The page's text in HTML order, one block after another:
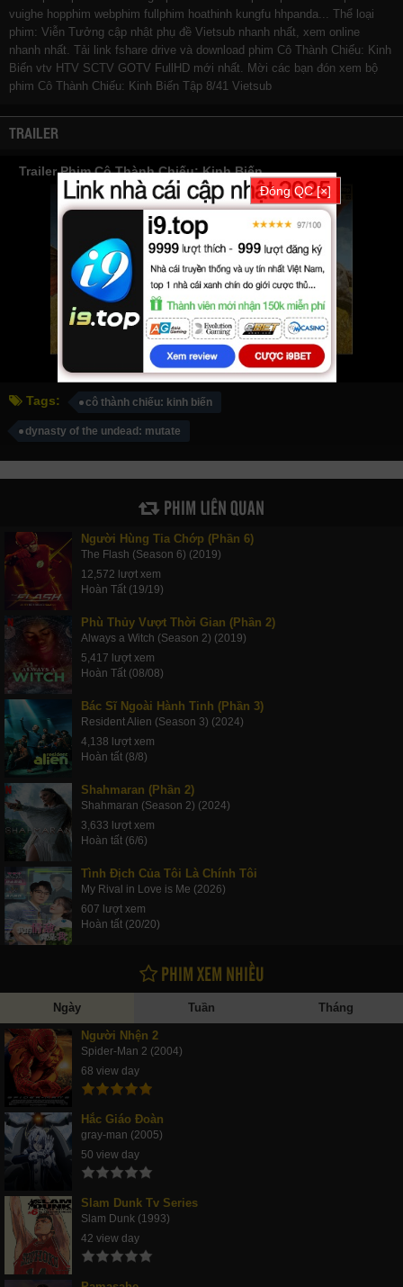
vuighe hopphim webphim fullphim hoathinh kungfu hhpanda ... Thể loại
phim: Viễn Tưởng cập nhật phụ đề Vietsub nhanh nhất, xem online
nhanh nhất. Tải link fshare drive và download phim Cô Thành Chiếu: Kinh
Biến vtv HTV SCTV GOTV FullHD mới nhất. Mời các bạn đón xem bộ
phim Cô Thành Chiếu: Kinh Biến Tập 8/41 Vietsub
TRAILER
Trailer Phim Cô Thành Chiếu: Kinh Biến
Tags: cô thành chiếu: kinh biến
dynasty of the undead: mutate
PHIM LIÊN QUAN
Người Hùng Tia Chớp (Phần 6)
The Flash (Season 6) (2019)
12,572 lượt xem
Hoàn Tất (19/19)
Phù Thủy Vượt Thời Gian (Phần 2)
Always a Witch (Season 2) (2019)
5,417 lượt xem
Hoàn Tất (08/08)
Bác Sĩ Ngoài Hành Tinh (Phần 3)
Resident Alien (Season 3) (2024)
4,138 lượt xem
Hoàn tất (8/8)
Shahmaran (Phần 2)
Shahmaran (Season 2) (2024)
3,633 lượt xem
Hoàn tất (6/6)
Tình Địch Của Tôi Là Chính Tôi
My Rival in Love is Me (2026)
607 lượt xem
Hoàn tất (20/20)
PHIM XEM NHIỀU
Ngày Tuần Tháng
Người Nhện 2
Spider-Man 2 (2004)
68 view day
Hắc Giáo Đoàn
gray-man (2005)
50 view day
Slam Dunk Tv Series
Slam Dunk (1993)
42 view day
Đóng QC [×]